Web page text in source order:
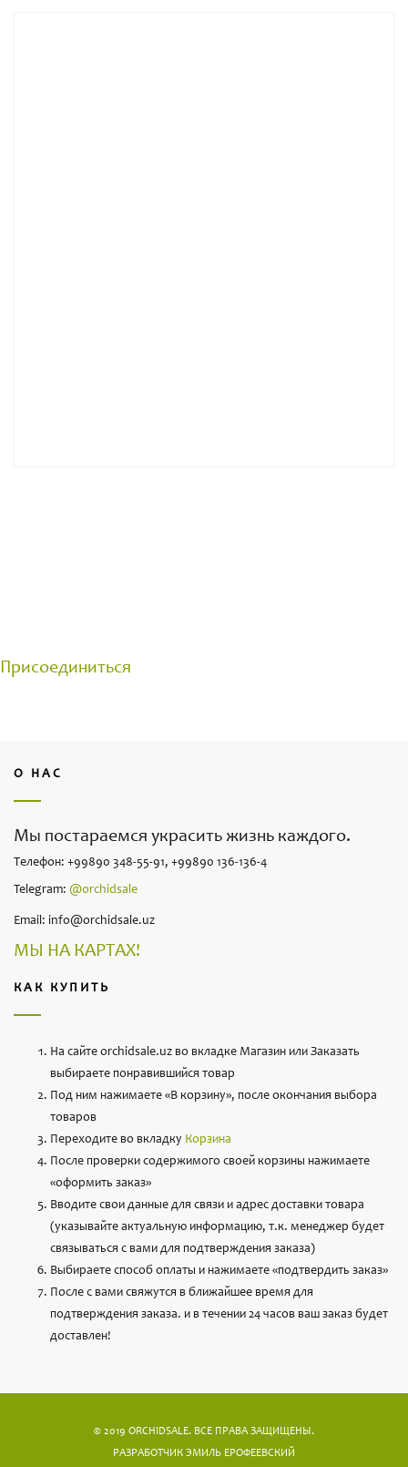
Присоединиться
О НАС
Мы постараемся украсить жизнь каждого.
Телефон: +99890 348-55-91, +99890 136-136-4
Telegram: @orchidsale
Email: info@orchidsale.uz
МЫ НА КАРТАХ!
КАК КУПИТЬ
На сайте orchidsale.uz во вкладке Магазин или Заказать
выбираете понравившийся товар
Под ним нажимаете «В корзину», после окончания выбора
товаров
Переходите во вкладку Корзина
После проверки содержимого своей корзины нажимаете
«оформить заказ»
Вводите свои данные для связи и адрес доставки товара
(указывайте актуальную информацию, т.к. менеджер будет
связываться с вами для подтверждения заказа)
Выбираете способ оплаты и нажимаете «подтвердить заказ»
После с вами свяжутся в ближайшее время для
подтверждения заказа. и в течении 24 часов ваш заказ будет
доставлен!
© 2019 ORCHIDSALE. ВСЕ ПРАВА ЗАЩИЩЕНЫ.
РАЗРАБОТЧИК ЭМИЛЬ ЕРОФЕЕВСКИЙ